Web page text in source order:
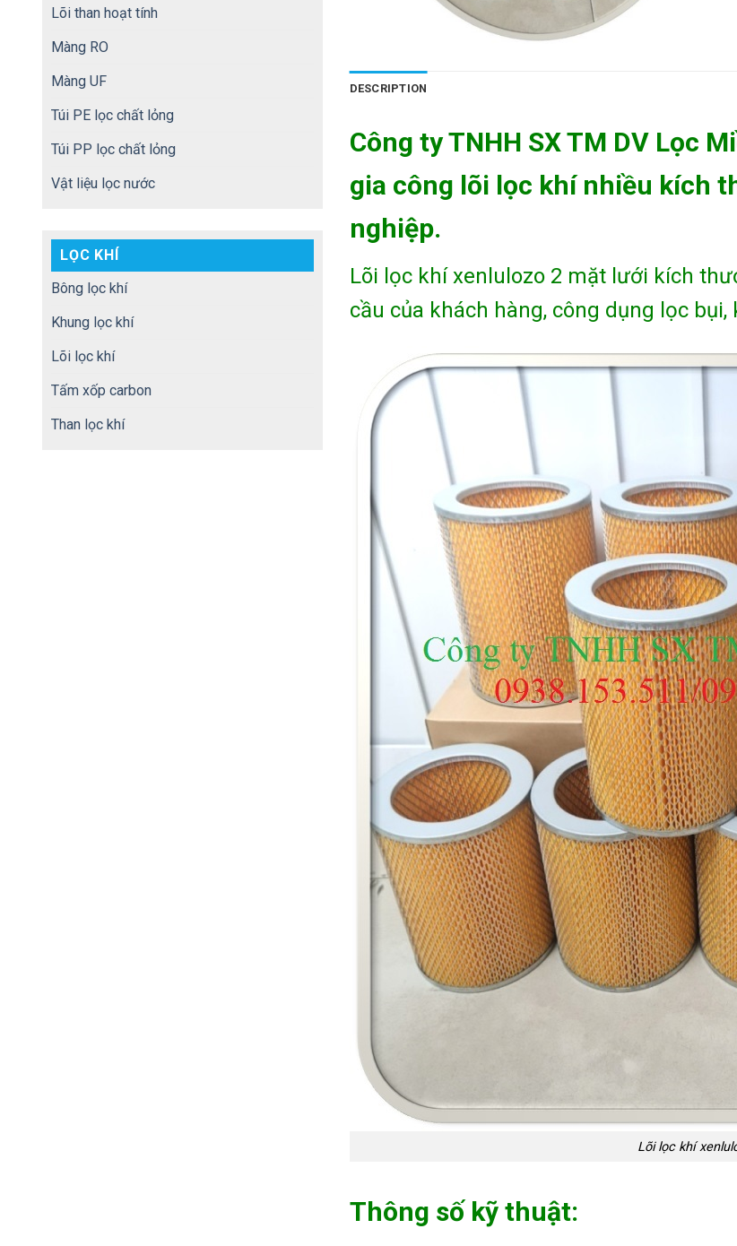
Lõi than hoạt tính
Màng RO
Màng UF
Túi PE lọc chất lỏng
Túi PP lọc chất lỏng
Vật liệu lọc nước
LỌC KHÍ
Bông lọc khí
Khung lọc khí
Lõi lọc khí
Tấm xốp carbon
Than lọc khí
DESCRIPTION
Công ty TNHH SX TM DV Lọc
gia công lõi lọc khí nhiều kích
nghiệp.
Lõi lọc khí xenlulozo 2 mặt lưới kích
cầu của khách hàng, công dụng lọc
Lõi lọc khí
Thông số kỹ thuật: